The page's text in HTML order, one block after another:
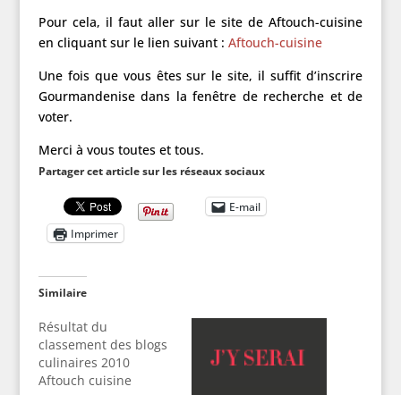
Pour cela, il faut aller sur le site de Aftouch-cuisine
en cliquant sur le lien suivant : Aftouch-cuisine
Une fois que vous êtes sur le site, il suffit d’inscrire
Gourmandenise dans la fenêtre de recherche et de
voter.
Merci à vous toutes et tous.
Partager cet article sur les réseaux sociaux
E-mail
Imprimer
Similaire
Résultat du
classement des blogs
culinaires 2010
Aftouch cuisine